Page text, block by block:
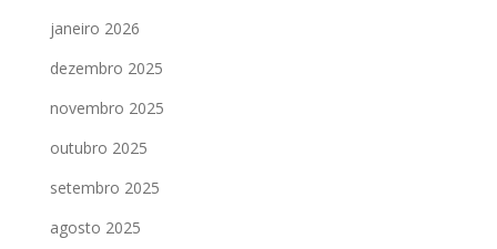
janeiro 2026
dezembro 2025
novembro 2025
outubro 2025
setembro 2025
agosto 2025